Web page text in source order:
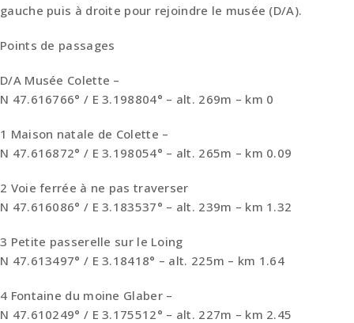
gauche puis à droite pour rejoindre le musée (D/A).
Points de passages
D/A Musée Colette –
N 47.616766° / E 3.198804° – alt. 269m – km 0
1 Maison natale de Colette –
N 47.616872° / E 3.198054° – alt. 265m – km 0.09
2 Voie ferrée à ne pas traverser
N 47.616086° / E 3.183537° – alt. 239m – km 1.32
3 Petite passerelle sur le Loing
N 47.613497° / E 3.18418° – alt. 225m – km 1.64
4 Fontaine du moine Glaber –
N 47.610249° / E 3.175512° – alt. 227m – km 2.45